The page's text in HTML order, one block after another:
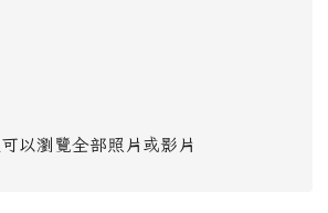
以瀏覽全部照片或影片